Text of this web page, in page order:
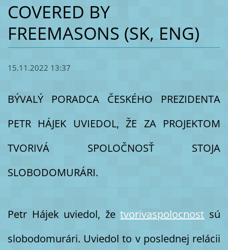
COVERED BY
FREEMASONS (SK, ENG)
15.11.2022 13:37
BÝVALÝ PORADCA ČESKÉHO PREZIDENTA
PETR HÁJEK UVIEDOL, ŽE ZA PROJEKTOM
TVORIVÁ SPOLOČNOSŤ STOJA
SLOBODOMURÁRI.
Petr Hájek uviedol, žetvorivaspolocnost sú
slobodomurári. Uviedol to v poslednej relácii